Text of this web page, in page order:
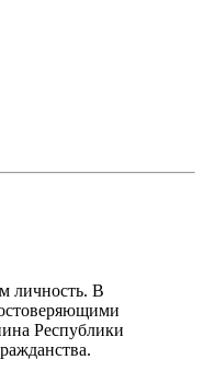
личность. В
Республики